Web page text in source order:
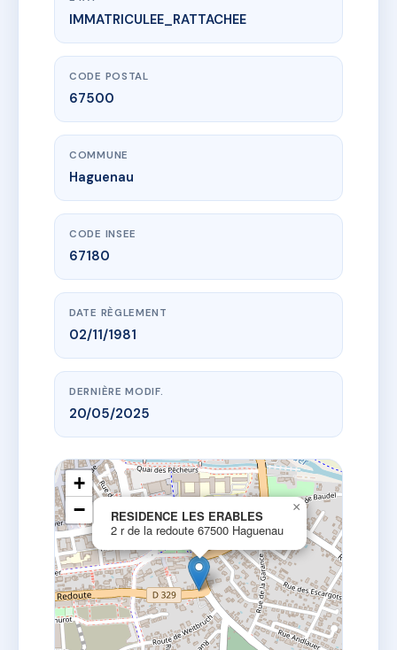
www.vme.plus/AF2315976
RESIDENCE LES ERABLES
2 r de la redoute
IMMATRICULEE_RATTACHEE
CODE POSTAL
67500
COMMUNE
Haguenau
CODE INSEE
67180
DATE RÈGLEMENT
02/11/1981
DERNIÈRE MODIF.
20/05/2025
RESIDENCE LES ERABLES
2 r de la redoute 67500 Haguenau
×
+
−